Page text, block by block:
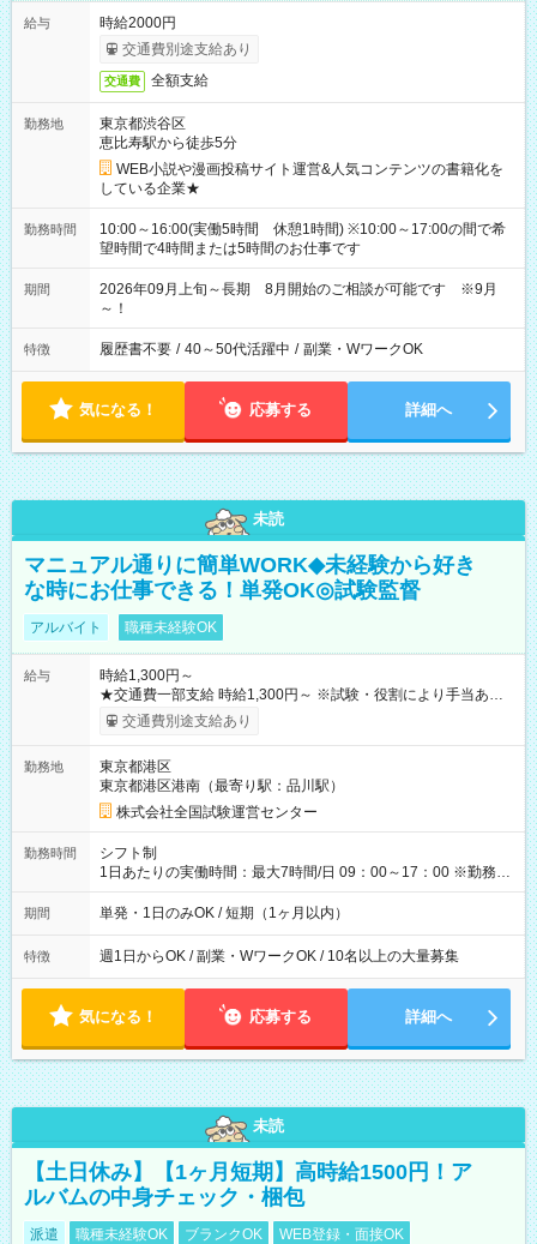
給与
時給2000円
交通費別途支給あり
交通費 全額支給
勤務地
東京都渋谷区
恵比寿駅から徒歩5分
WEB小説や漫画投稿サイト運営&人気コンテンツの書籍化を
している企業★
勤務時間
10:00～16:00(実働5時間 休憩1時間) ※10:00～17:00の間で希
望時間で4時間または5時間のお仕事です
期間
2026年09月上旬～長期 8月開始のご相談が可能です ※9月
～！
特徴 履歴書不要 / 40～50代活躍中 / 副業・WワークOK
気になる！ 応募する 詳細へ
未読
マニュアル通りに簡単WORK◆未経験から好き
な時にお仕事できる！単発OK◎試験監督
アルバイト 職種未経験OK
給与
時給1,300円～
★交通費一部支給 時給1,300円～ ※試験・役割により手当あり
※勤務回数により昇給あり 【即給（前払い）オプションあ
り！】 希望される場合、勤務から1週間ほどで給与の一部を受け
例】 ・河合塾模擬試験 8:30～17:30（休憩1時間） 時給1,300円
×8時間＝日収10,400円＋交通費 ※当日の役割により時給＋100
円の場合あり ・国家試験 7:00～13:30（休憩なし） 時給1,300
円（役割手当＋100円）×6時間＝日収8,400円＋交通費 【試用期
間】試用期間なし
交通費別途支給あり
勤務地
東京都港区
東京都港区港南（最寄り駅：品川駅）
株式会社全国試験運営センター
勤務時間
シフト制
1日あたりの実働時間：最大7時間/日 09：00～17：00 ※勤務時
間は 試験により異なります。
期間 単発・1日のみOK / 短期（1ヶ月以内）
特徴 週1日からOK / 副業・WワークOK / 10名以上の大量募集
気になる！ 応募する 詳細へ
未読
【土日休み】【1ヶ月短期】高時給1500円！ア
ルバムの中身チェック・梱包
派遣 職種未経験OK ブランクOK WEB登録・面接OK